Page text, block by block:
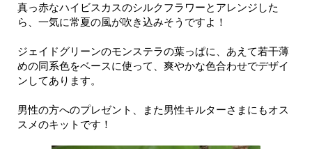
真っ赤なハイビスカスのシルクフラワーとアレンジした
ら、一気に常夏の風が吹き込みそうですよ！
ジェイドグリーンのモンステラの葉っぱに、あえて若干薄
めの同系色をベースに使って、爽やかな色合わせでデザイ
ンしてあります。
男性の方へのプレゼント、また男性キルターさまにもオス
スメのキットです！